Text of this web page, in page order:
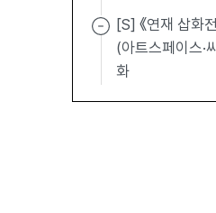
[S] 《연재 삽화
(아트스페이스·
화